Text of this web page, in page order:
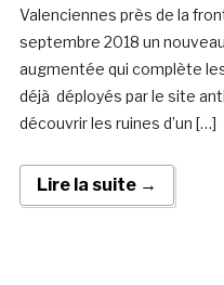
Valenciennes près de la
septembre 2018 un
augmentée qui complète
déjà déployés par le site
découvrir les ruines d’un […]
Lire la suite →